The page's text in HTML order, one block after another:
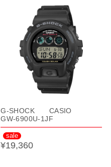
G-SHOCK CASIO
GW-6900U-1JF
sale
¥19,360